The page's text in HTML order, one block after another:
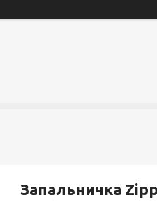
Запальничка